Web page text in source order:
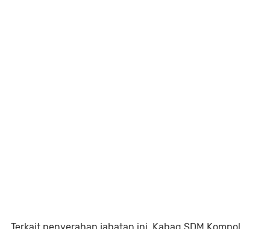
Terkait penyerahan jabatan ini, Kabag SDM Kompol.